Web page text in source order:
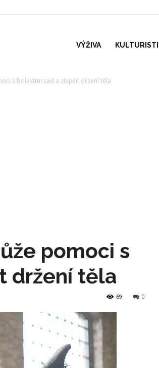
VÝŽIVA
s bolestmi zad a zlepšit držení těla
pomoci s
držení těla
0
69